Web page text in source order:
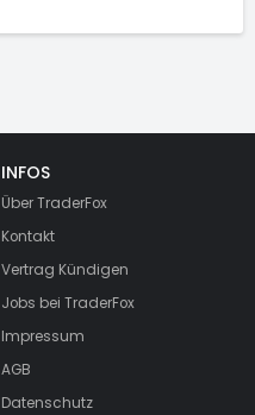
INFOS
Über TraderFox
Kontakt
Vertrag Kündigen
Jobs bei TraderFox
Impressum
AGB
Datenschutz